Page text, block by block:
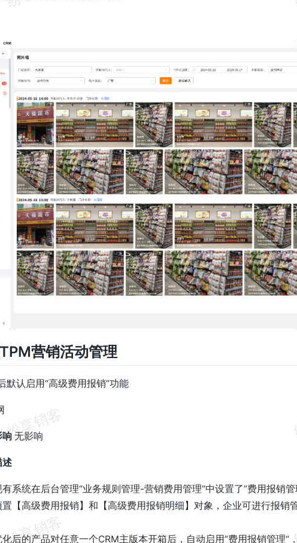
营销活动管理
默认启用“高级费用报销”功能
响无影响
述
系统在后台管理“业务规则管理-营销费用管理“中设置了”费用报销
置【高级费用报销】和【高级费用报销明细】对象，企业可进行报销
后的产品对任意一个CRM主版本开箱后，自动启用”费用报销管理“